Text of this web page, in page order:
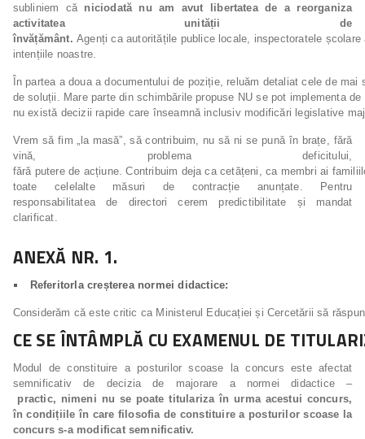
subliniem că niciodată nu am avut libertatea de a reorganiza
activitatea unității de
învățământ. Agenți ca autoritățile publice locale, inspectoratele școlare
intențiile noastre.
În partea a doua a documentului de poziție, reluăm detaliat cele de mai
de soluții. Mare parte din schimbările propuse NU se pot implementa
nu există decizii rapide care înseamnă inclusiv modificări legislative
Vrem să fim „la masă”, să contribuim, nu să ni se pună în brațe, fără
vină, problema deficitului,
fără putere de acțiune. Contribuim deja ca cetățeni, ca membri ai
toate celelalte măsuri de contracție anunțate. Pentru
responsabilitatea de directori cerem predictibilitate și mandat
clarificat.
ANEXĂ NR. 1.
Referitor la creșterea normei didactice:
Considerăm că este critic ca Ministerul Educației și Cercetării să
CESEÎNTÂMPLĂ CU EXAMENUL DE
Modul de constituire a posturilor scoase la concurs este afectat
semnificativ de decizia de majorare a normei didactice –
practic, nimeni nu se poate titulariza în urma acestui concurs,
în condițiile în care filosofia de constituire a posturilor scoase la
concurs s-a modificat semnificativ.